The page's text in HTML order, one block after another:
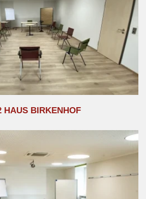
HAUS BIRKENHOF